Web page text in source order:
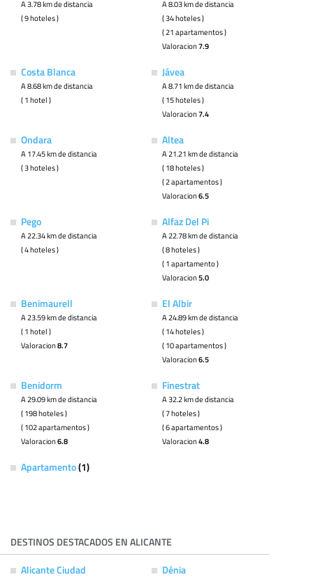
A 3.78 km de distancia
( 9 hoteles )
A 8.03 km de distancia
( 34 hoteles )
( 21 apartamentos )
Valoracion7.9
Costa Blanca
A 8.68 km de distancia
( 1 hotel )
Jávea
A 8.71 km de distancia
( 15 hoteles )
Valoracion7.4
Ondara
A 17.45 km de distancia
( 3 hoteles )
Altea
A 21.21 km de distancia
( 18 hoteles )
( 2 apartamentos )
Valoracion6.5
Pego
A 22.34 km de distancia
( 4 hoteles )
Alfaz Del Pi
A 22.78 km de distancia
( 8 hoteles )
( 1 apartamento )
Valoracion5.0
Benimaurell
A 23.59 km de distancia
( 1 hotel )
Valoracion8.7
El Albir
A 24.89 km de distancia
( 14 hoteles )
( 10 apartamentos )
Valoracion6.5
Benidorm
A 29.09 km de distancia
( 198 hoteles )
( 102 apartamentos )
Valoracion6.8
Finestrat
A 32.2 km de distancia
( 7 hoteles )
( 6 apartamentos )
Valoracion4.8
Apartamento(1)
DESTINOS DESTACADOS EN ALICANTE
Alicante Ciudad Dénia